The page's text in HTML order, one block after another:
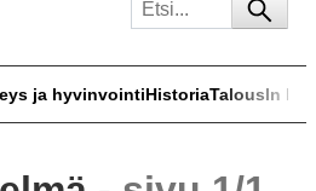
ja hyvinvointiHistoriaTalousIn